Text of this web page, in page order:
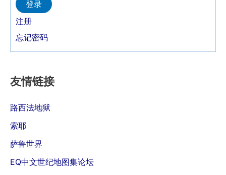
登录
注册
忘记密码
友情链接
路西法地狱
索耶
萨鲁世界
EQ中文世纪地图集论坛